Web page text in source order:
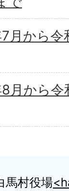
月から令
月から令
馬村役場